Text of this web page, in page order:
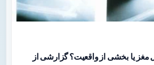
یا بخشی از واقعیت؟ گزارشی از